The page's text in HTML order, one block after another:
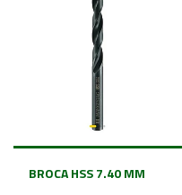
BROCA HSS 7.40 MM